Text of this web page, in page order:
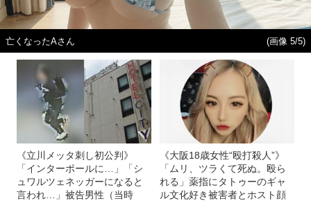
亡くなったAさん (画像 5/5)
《立川メッタ刺し初公判》
「インターポールに…」「シ
ュワルツェネッガーになると
言われ…」被告男性（当時
《大阪18歳女性“殴打殺人”》
「ムリ、ツラくて死ぬ。殴ら
れる」薬指にタトゥーのギャ
ル文化好き被害者とホスト顔